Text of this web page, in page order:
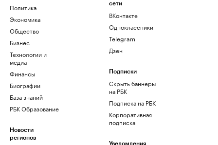
Политика
Экономика
Общество
Бизнес
Технологии и
медиа
Финансы
Биографии
База знаний
РБК Образование
Новости
регионов
сети
ВКонтакте
Одноклассники
Telegram
Дзен
Подписки
Скрыть баннеры
на РБК
Подписка на РБК
Корпоративная
подписка
Уведомления